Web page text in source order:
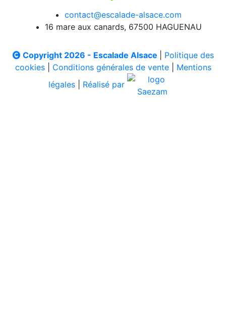
contact@escalade-alsace.com
16 mare aux canards, 67500 HAGUENAU
Copyright 2026 - Escalade Alsace
Politique des
cookies| Conditions générales de vente| Mentions
légales
Réalisé par